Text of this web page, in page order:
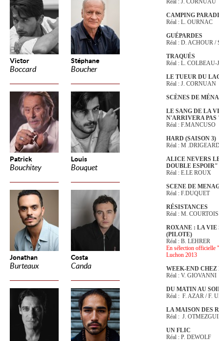
Victor
Boccard
Stéphane
Boucher
Patrick
Bouchitey
Louis
Bouquet
Jonathan
Burteaux
Costa
Canda
Réal : J. CORNUAU
CAMPING
Réal : L. OURNAC
GUÉPARDES
Réal : D. ACHOUR /
TRAQUÉS
Réal : L. COLBEAU-
LE TUEUR DU
Réal : J. CORNUAN
SCÈNES DE
LE SANG DE LA
N'ARRIVERA PAS
Réal : F.MANCUSO
HARD (SAISON 3)
Réal : M
ALICE NEVERS
DOUBLE ESPOIR"
Réal : E.LE ROUX
SCENE DE
Réal : F.DUQUET
RÉSISTANCES
Réal : M. COURTOIS
ROXANE : LA VIE
(PILOTE)
Réal : B. LEHRER
En sélection officielle
Luchon 2013
WEEK-END CHEZ
Réal : V. GIOVANNI
DU MATIN AU
Réal : F. AZAR / F.
LA MAISON DES
Réal : J.
UN FLIC
Réal : P. DEWOLF